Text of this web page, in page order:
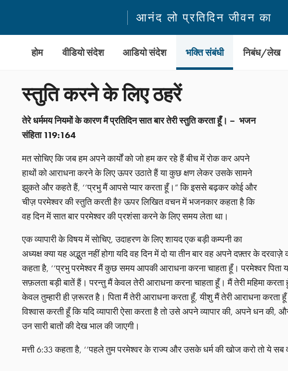
आनंद लो प्रतिदिन जीवन का
होम वीडियो संदेश आडियो संदेश भक्ति संबंधी निबंध/लेख
स्तुति करने के लिए ठहरें
तेरे धर्ममय नियमों के कारण मैं प्रतिदिन सात बार तेरी स्तुति करता हूँ। – भजन
संहिता 119:164
मत सोचिए कि जब हम अपने कार्यों को जो हम कर रहे हैं बीच में रोक कर अपने
हाथों को आराधना करने के लिए ऊपर उठाते हैं या कुछ क्षण लेकर उसके सामने
झुकते और कहते हैं, ‘‘प्रभु मैं आपसे प्यार करता हूँ।” कि इससे बढ़कर कोई और
चीज़ परमेश्वर की स्तुति करती है? ऊपर लिखित वचन में भजनकार कहता है कि
वह दिन में सात बार परमेश्वर की प्रशंसा करने के लिए समय लेता था।
एक व्यापारी के विषय में सोचिए, उदाहरण के लिए शायद एक बड़ी कम्पनी का
अध्यक्ष क्या यह अद्भुत नहीं होगा यदि वह दिन में दो या तीन बार वह अपने दफ़्तर के
कहता है, ‘‘प्रभु परमेश्वर मैं कुछ समय आपकी आराधना करना चाहता हूँ। परमेश्वर पिता
सफ़लता बड़ी बातें हैं। परन्तु मैं केवल तेरी आराधना करना चाहता हूँ। मैं तेरी महिमा
केवल तुम्हारी ही ज़रूरत है। पिता मैं तेरी आराधना करता हूँ, यीशु मैं तेरी आराधना करता
विश्वास करती हूँ कि यदि व्यापारी ऐसा करता है तो उसे अपने व्यापार की, अपने धन
उन सारी बातों की देख भाल की जाएगी।
मत्ती 6:33 कहता है, ‘‘पहले तुम परमेश्वर के राज्य और उसके धर्म की खोज करो तो ये सब